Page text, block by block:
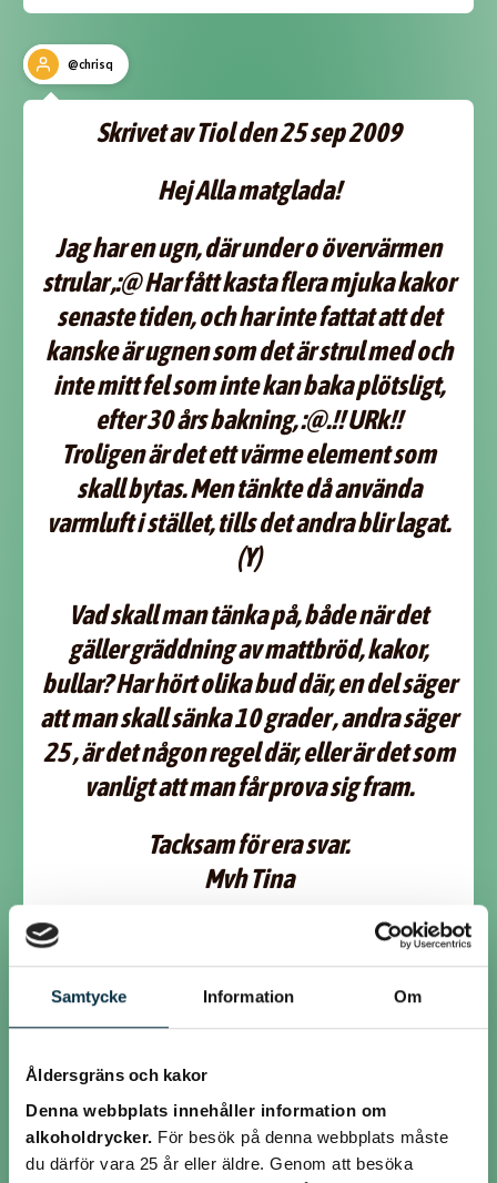
Samtycke Information Om
Åldersgräns och kakor
Denna webbplats innehåller information om
alkoholdrycker. För besök på denna webbplats måste
du därför vara 25 år eller äldre. Genom att besöka
@chrisq
Skrivet av Tiol den 25 sep 2009
Hej Alla matglada!
Jag har en ugn, där under o övervärmen
strular ,:@ Har fått kasta flera mjuka kakor
senaste tiden, och har inte fattat att det
kanske är ugnen som det är strul med och
inte mitt fel som inte kan baka plötsligt,
efter 30 års bakning, :@.!! URk!!
Troligen är det ett värme element som
skall bytas. Men tänkte då använda
varmluft i stället, tills det andra blir lagat.
(Y)
Vad skall man tänka på, både när det
gäller gräddning av mattbröd, kakor,
bullar? Har hört olika bud där, en del säger
att man skall sänka 10 grader , andra säger
25 , är det någon regel där, eller är det som
vanligt att man får prova sig fram.
Tacksam för era svar.
Mvh Tina
:DD man får prova sig fram men jag brukar tänksa 20 min mindre man
lär sig med tiden är bara så bra allt går så snabbt så tror du blir glad
boende.
Det ska ju gå att köra två plåtar samtidigt men jag tycker inte att det
alltid har gått så bra.
För det mesta har den översta varit klar mycket tidigare och jag har